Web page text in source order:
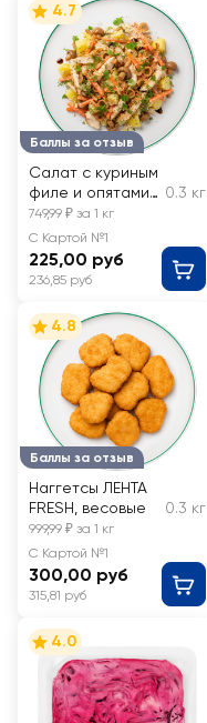
Баллы за отзыв
4.7
Салат с куриным
филе и опятами,
весовой
0.3 кг
749,99 ₽ за 1 кг
С Картой №1
225,00 руб
236,85 руб
Баллы за отзыв
4.8
Наггетсы ЛЕНТА
FRESH, весовые
0.3 кг
999,99 ₽ за 1 кг
С Картой №1
300,00 руб
315,81 руб
4.0